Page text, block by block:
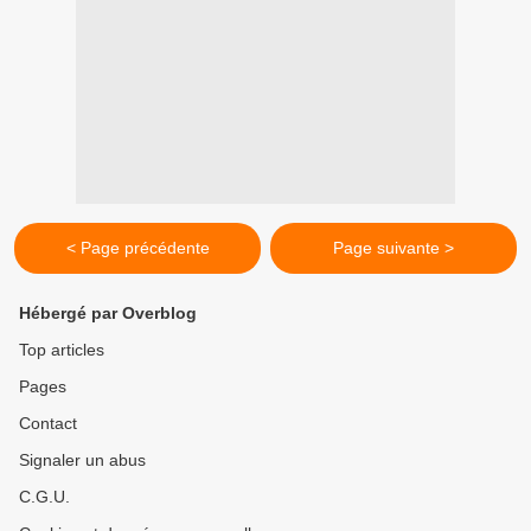
< Page précédente Page suivante >
Hébergé par Overblog
Top articles
Pages
Contact
Signaler un abus
C.G.U.